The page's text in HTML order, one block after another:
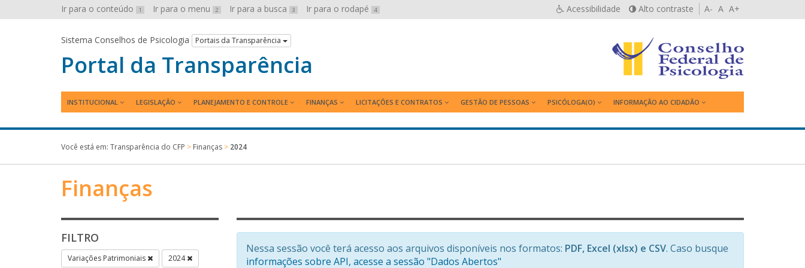
Ir para o conteúdo 1 Ir para o menu 2 Ir para a busca 3 Ir para o rodapé 4 Acessibilidade Alto contraste A- A A+
Sistema Conselhos de Psicologia Portais da Transparência
Portal da Transparência
INSTITUCIONAL LEGISLAÇÃO PLANEJAMENTO E CONTROLE FINANÇAS LICITAÇÕES E CONTRATOS GESTÃO DE PESSOAS PSICÓLOGA(O) INFORMAÇÃO AO CIDADÃO
Você está em: Transparência do CFP > Finanças > 2024
Finanças
FILTRO
Variações Patrimoniais 2024
Nessa sessão você terá acesso aos arquivos disponíveis nos formatos: PDF, Excel (xlsx) e CSV. Caso busque
informações sobre API, acesse a sessão "Dados Abertos"